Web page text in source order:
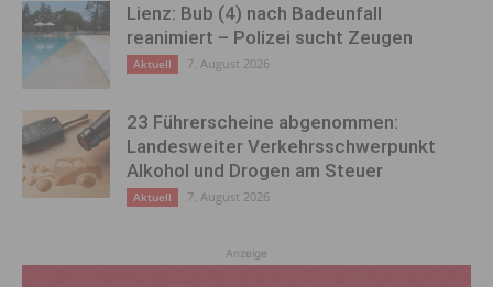
Lienz: Bub (4) nach Badeunfall
reanimiert – Polizei sucht Zeugen
Aktuell 7. August 2026
23 Führerscheine abgenommen:
Landesweiter Verkehrsschwerpunkt
Alkohol und Drogen am Steuer
Aktuell 7. August 2026
Anzeige